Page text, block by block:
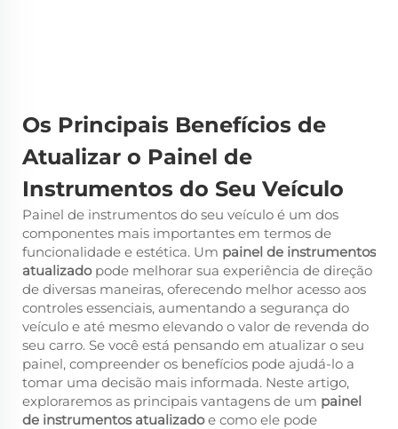
Os Principais Benefícios de
Atualizar o Painel de
Instrumentos do Seu Veículo
Painel de instrumentos do seu veículo é um dos
componentes mais importantes em termos de
funcionalidade e estética. Um painel de instrumentos
atualizado pode melhorar sua experiência de direção
de diversas maneiras, oferecendo melhor acesso aos
controles essenciais, aumentando a segurança do
veículo e até mesmo elevando o valor de revenda do
seu carro. Se você está pensando em atualizar o seu
painel, compreender os benefícios pode ajudá-lo a
tomar uma decisão mais informada. Neste artigo,
exploraremos as principais vantagens de um painel
de instrumentos atualizadoe como ele pode